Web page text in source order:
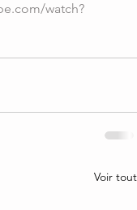
watch?
Voir tout